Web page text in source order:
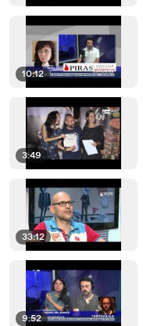
10:12
3:49
33:12
9:52